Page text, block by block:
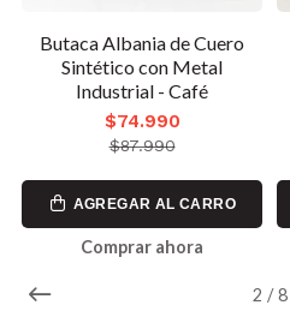
2 / 8
Butaca Albania de Cuero
Sintético con Metal
Industrial - Café
$74.990
$87.990
AGREGAR AL CARRO
Comprar ahora